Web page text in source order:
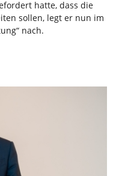
hatte, dass die
sollen, legt er nun im
nach.